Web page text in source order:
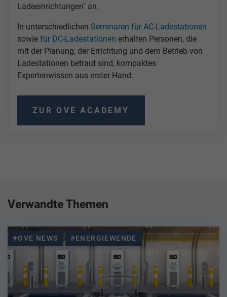
Ladeeinrichtungen" an.
In unterschiedlichen Seminaren für AC-Ladestationen
sowie für DC-Ladestationen erhalten Personen, die
mit der Planung, der Errichtung und dem Betrieb von
Ladestationen betraut sind, kompaktes
Expertenwissen aus erster Hand.
ZUR OVE ACADEMY
Verwandte Themen
#OVE NEWS #ENERGIEWENDE